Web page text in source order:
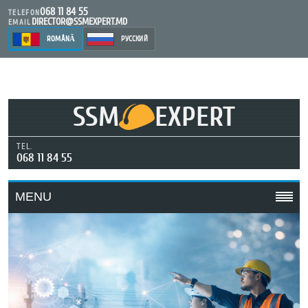
TELEFON068 11 84 55
EMAIL DIRECTOR@SSMEXPERT.MD
ROMÂNĂ РУССКИЙ
SSM EXPERT
TEL.
068 11 84 55
MENU